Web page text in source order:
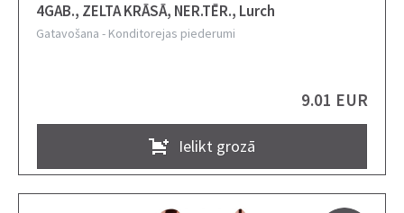
4GAB., ZELTA KRĀSĀ, NER.TĒR., Lurch
Gatavošana - Konditorejas piederumi
9.01 EUR
Ielikt grozā